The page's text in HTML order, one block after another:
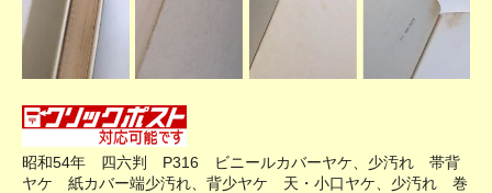
昭和54年 四六判 P316 ビニールカバーヤケ、少汚れ 帯背
ヤケ 紙カバー端少汚れ、背少ヤケ 天・小口ヤケ、少汚れ 巻